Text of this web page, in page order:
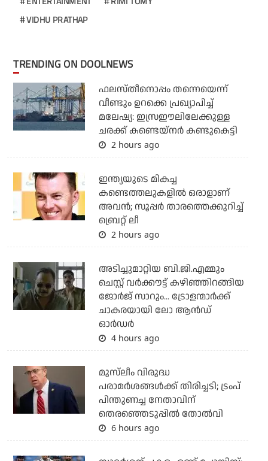
VIDHU PRATHAP
TRENDING ON DOOLNEWS
ഫലസ്തീനൊപ്പം തന്നെയെന്ന്
വീണ്ടും ഉറക്കെ പ്രഖ്യാപിച്ച്
മലേഷ്യ: ഇസ്രഈലിലേക്കുള്ള
ചരക്ക് കണ്ടെയ്‌നര്‍ കണ്ടുകെട്ടി
2 hours ago
ഇന്ത്യയുടെ മികച്ച
കണ്ടെത്തലുകളില്‍ ഒരാളാണ്
അവന്‍; സൂപ്പര്‍ താരത്തെക്കുറിച്ച്
ബ്രെറ്റ് ലീ
2 hours ago
അടിച്ചുമാറ്റിയ ബി.ജി.എമ്മും
ചെസ്റ്റ് വര്‍ക്കൗട്ട് കഴിഞ്ഞിറങ്ങിയ
ജോര്‍ജ് സാറും... ട്രോളന്മാര്‍ക്ക്
ചാകരയായി ലോ ആന്‍ഡ്
ഓര്‍ഡര്‍
4 hours ago
മുസ്‌ലീം വിരുദ്ധ
പരാമര്‍ശങ്ങള്‍ക്ക് തിരിച്ചടി; ട്രംപ്
പിന്തുണച്ച നേതാവിന്
തെരഞ്ഞെടുപ്പില്‍ തോല്‍വി
6 hours ago